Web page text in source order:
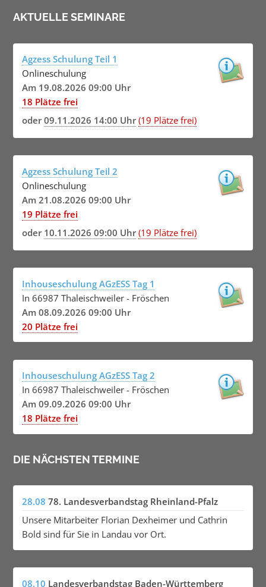
AKTUELLE SEMINARE
Agzess Schulung Teil 1
Onlineschulung
Am 19.08.2026 09:00 Uhr
18 Plätze frei
oder09.11.2026 14:00 Uhr (19 Plätze frei)
Agzess Schulung Teil 2
Onlineschulung
Am 21.08.2026 09:00 Uhr
19 Plätze frei
oder 10.11.2026 09:00 Uhr (19 Plätze frei)
Inhouseschulung AGzESS Tag 1
In 66987 Thaleischweiler - Fröschen
Am 08.09.2026 09:00 Uhr
20 Plätze frei
Inhouseschulung AGzESS Tag 2
In 66987 Thaleischweiler - Fröschen
Am 09.09.2026 09:00 Uhr
18 Plätze frei
DIE NÄCHSTEN TERMINE
28.08 78. Landesverbandstag Rheinland-Pfalz
Unsere Mitarbeiter Florian Dexheimer und Cathrin
Bold sind für Sie in Landau vor Ort.
08.10 Landesverbandstag Baden-Württemberg